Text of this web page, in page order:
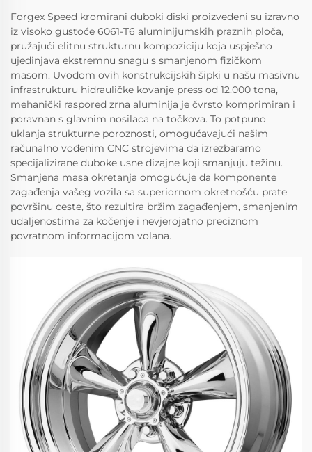
Forgex Speed kromirani duboki diski proizvedeni su izravno
iz visoko gustoće 6061-T6 aluminijumskih praznih ploča,
pružajući elitnu strukturnu kompoziciju koja uspješno
ujedinjava ekstremnu snagu s smanjenom fizičkom
masom. Uvodom ovih konstrukcijskih šipki u našu masivnu
infrastrukturu hidrauličke kovanje press od 12.000 tona,
mehanički raspored zrna aluminija je čvrsto komprimiran i
poravnan s glavnim nosilaca na točkova. To potpuno
uklanja strukturne poroznosti, omogućavajući našim
računalno vođenim CNC strojevima da izrezbaramo
specijalizirane duboke usne dizajne koji smanjuju težinu.
Smanjena masa okretanja omogućuje da komponente
zagađenja vašeg vozila sa superiornom okretnošću prate
površinu ceste, što rezultira bržim zagađenjem, smanjenim
udaljenostima za kočenje i nevjerojatno preciznom
povratnom informacijom volana.